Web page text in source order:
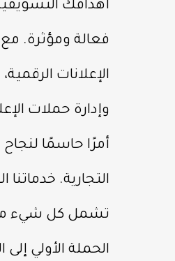
أهدافك
فعالة ومؤثرة. مع
الإعلانات
وإدارة حملات
أمرًا حاسمًا لنجاح
التجارية. خدماتنا
تشمل كل شيء
الحملة الأولي إلى